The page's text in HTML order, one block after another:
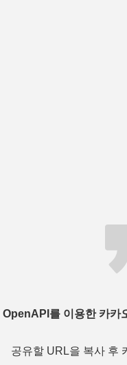
OpenAPI를 이용한 카카
공유할 URL을 복사 후